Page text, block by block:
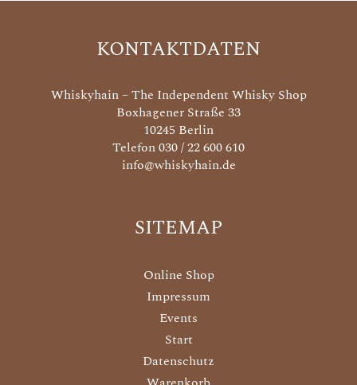
KONTAKTDATEN
Whiskyhain – The Independent Whisky Shop
Boxhagener Straße 33
10245 Berlin
Telefon 030 / 22 600 610
info@whiskyhain.de
SITEMAP
Online Shop
Impressum
Events
Start
Datenschutz